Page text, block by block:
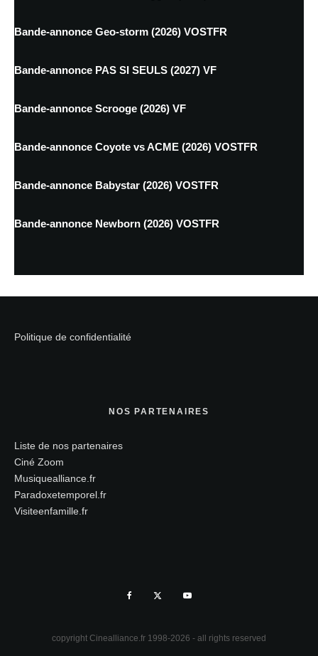
Bande-annonce Geo-storm (2026) VOSTFR
Bande-annonce PAS SI SEULS (2027) VF
Bande-annonce Scrooge (2026) VF
Bande-annonce Coyote vs ACME (2026) VOSTFR
Bande-annonce Babystar (2026) VOSTFR
Bande-annonce Newborn (2026) VOSTFR
Politique de confidentialité
NOS PARTENAIRES
Liste de nos partenaires
Ciné Zoom
Musiquealliance.fr
Paradoxetemporel.fr
Visiteenfamille.fr
copyright Cinealliance.fr 1998-2026 - all rights reserved